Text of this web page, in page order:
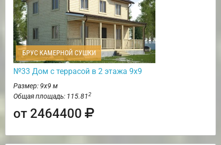
БРУС КАМЕРНОЙ СУШКИ
№33 Дом с террасой в 2 этажа 9х9
Размер: 9х9 м
Общая площадь: 115.812
от 2464400